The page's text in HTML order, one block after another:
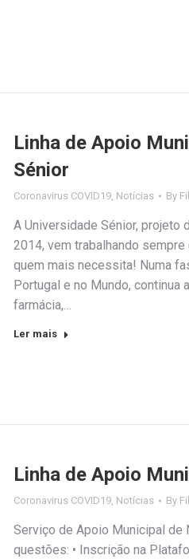
Linha de Apoio
Sénior
Coronavirus COVID19 Notícias By
A Universidade Sénior, projeto
2014, vem trabalhando
quem mais necessita! Numa
Portugal e no Mundo,
farmácia,…
Ler mais
Linha de Apoio
Coronavirus COVID19, Notícias By
Serviço de Apoio Municipal de
questões: • Inscrição na